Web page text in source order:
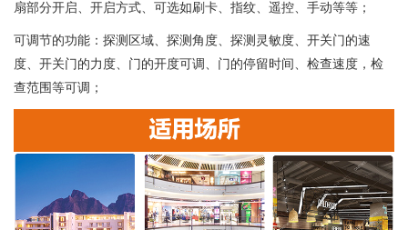
扇部分开启、开启方式、可选如刷卡、指纹、遥控、手动等等；
可调节的功能：探测区域、探测角度、探测灵敏度、开关门的速
度、开关门的力度、门的开度可调、门的停留时间、检查速度，检
查范围等可调；